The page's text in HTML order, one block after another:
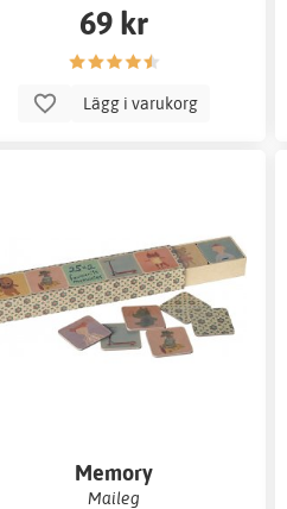
69 kr
Lägg i varukorg
Memory
Maileg